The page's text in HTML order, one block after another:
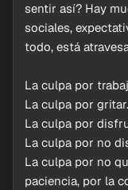
sentir así? Hay
sociales,
todo, está
La culpa por
La culpa por gritar.
La culpa por
La culpa por no
La culpa por no
paciencia, por la